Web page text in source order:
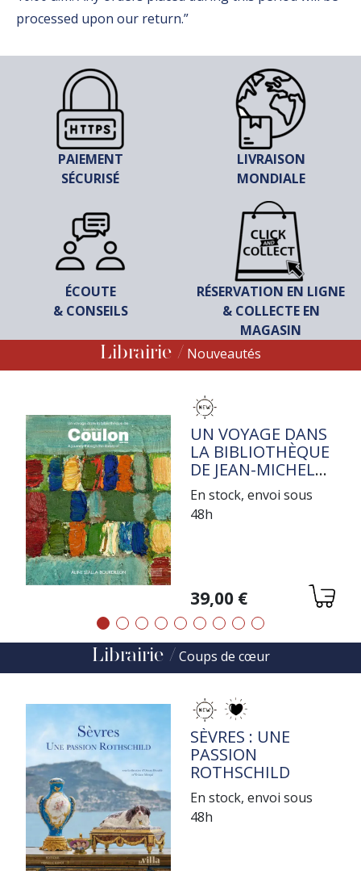
processed upon our return.”
PAIEMENT
SÉCURISÉ
LIVRAISON
MONDIALE
ÉCOUTE
& CONSEILS
RÉSERVATION EN LIGNE
& COLLECTE EN
MAGASIN
Librairie Nouveautés
TITRE
UN VOYAGE DANS
LA BIBLIOTHÈQUE
DE JEAN-MICHEL
COULON
En stock, envoi sous
48h
Variations
39,00 €
Précédent
Suivant
Librairie Coups de cœur
TITRE
SÈVRES : UNE
PASSION
ROTHSCHILD
En stock, envoi sous
48h